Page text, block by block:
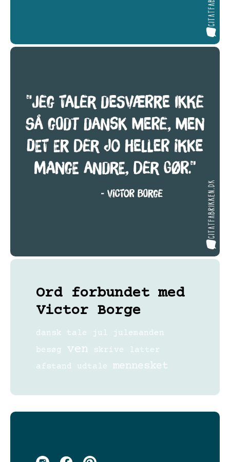
Ord forbundet med
Victor Borge
dansk tale jul
julemanden
besøg
ven skrive
latter
afstand
udtale mennesket